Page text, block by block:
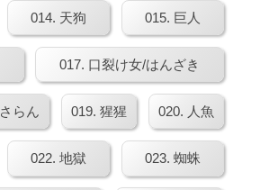
014. 天狗 015. 巨人
017. 口裂け女/はんざき
らん 019. 猩猩 020. 人魚
022. 地獄 023. 蜘蛛